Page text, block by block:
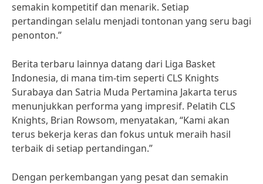
semakin kompetitif dan menarik. Setiap
pertandingan selalu menjadi tontonan yang seru bagi
penonton.”
Berita terbaru lainnya datang dari Liga Basket
Indonesia, di mana tim-tim seperti CLS Knights
Surabaya dan Satria Muda Pertamina Jakarta terus
menunjukkan performa yang impresif. Pelatih CLS
Knights, Brian Rowsom, menyatakan, “Kami akan
terus bekerja keras dan fokus untuk meraih hasil
terbaik di setiap pertandingan.”
Dengan perkembangan yang pesat dan semakin